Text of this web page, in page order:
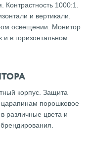
1000:1.
и вертикали.
освещении. Монитор
и в горизонтальном
корпус. Защита
порошковое
различные цвета и